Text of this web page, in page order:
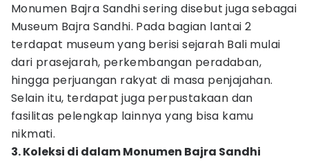
Monumen Bajra Sandhi sering disebut juga sebagai
Museum Bajra Sandhi. Pada bagian lantai 2
terdapat museum yang berisi sejarah Bali mulai
dari prasejarah, perkembangan peradaban,
hingga perjuangan rakyat di masa penjajahan.
Selain itu, terdapat juga perpustakaan dan
fasilitas pelengkap lainnya yang bisa kamu
nikmati.
3. Koleksi di dalam Monumen Bajra Sandhi